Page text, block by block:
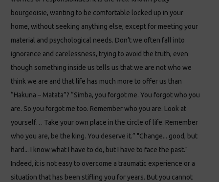
bourgeoisie, wanting to be comfortable locked up in your
home, without seeking anything else, except for meeting your
material and psychological needs. Don’t we often fall into
ignorance and carelessness, trying to avoid the truth, even
though something inside us tells us that we are not who we
think we are and that life has much more to offer us than
“Hakuna – Matata”? “Simba, you forgot me. You forgot who you
are. So you forgot me too. Remember who you are. Look at
yourself… Take your own place in the circle of life. Remember
who you are, be the king. You deserve it.” "Change... good, but
hard... I know what I have to do, but I have to face the past."
Indeed, it is not easy to overcome a traumatic experience or a
situation that has been stifling you for years. But you cannot